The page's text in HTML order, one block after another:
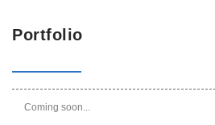
Portfolio
Coming soon...